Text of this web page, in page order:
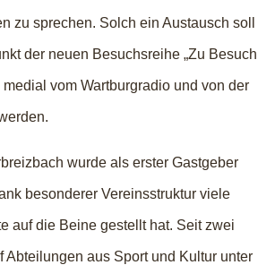
zu sprechen. Solch ein Austausch soll
der neuen Besuchsreihe „Zu Besuch
vom Wartburgradio und von der
wurde als erster Gastgeber
besonderer Vereinsstruktur viele
auf die Beine gestellt hat. Seit zwei
Abteilungen aus Sport und Kultur unter